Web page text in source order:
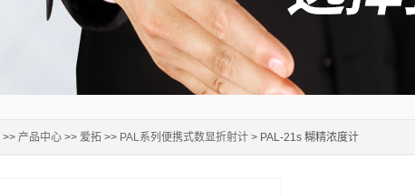
>> 产品中心 >> 爱拓 >> PAL系列便携式数显折射计 > PAL-21s 糊精浓度计